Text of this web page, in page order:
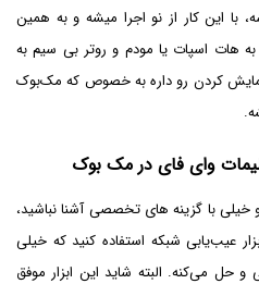
با این کار از نو اجرا میشه و به همین
اسپات یا مودم و روتر بی سیم به
کردن رو داره به خصوص که مک‌بوک
وای فای در مک بوک
با گزینه های تخصصی آشنا نباشید،
عیب‌یابی شبکه استفاده کنید که خیلی
حل می‌کنه. البته شاید این ابزار موفق